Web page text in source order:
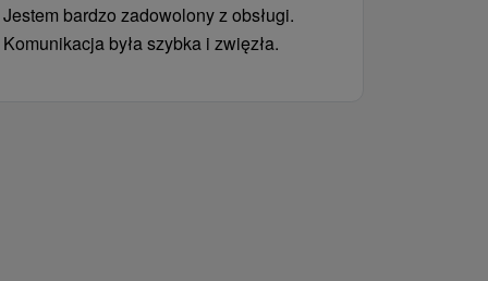
Jestem bardzo zadowolony z obsługi.
Komunikacja była szybka i zwięzła.